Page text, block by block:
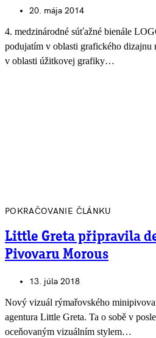
20. mája 2014
4. medzinárodné súťažné bienále
podujatím v oblasti grafického dizajnu
v oblasti úžitkovej grafiky…
POKRAČOVANIE ČLÁNKU
Little Greta připravila
Pivovaru Morous
13. júla 2018
Nový vizuál rýmařovského
agentura Little Greta. Ta o sobě v
oceňovaným vizuálním stylem…